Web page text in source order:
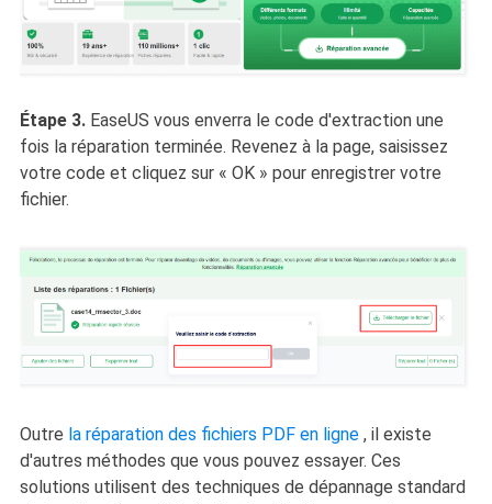
Étape 3.EaseUS vous enverra le code d'extraction une
fois la réparation terminée. Revenez à la page, saisissez
votre code et cliquez sur « OK » pour enregistrer votre
fichier.
Outre la réparation des fichiers PDF en ligne, il existe
d'autres méthodes que vous pouvez essayer. Ces
solutions utilisent des techniques de dépannage standard